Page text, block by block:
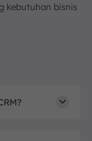
kebutuhan bisnis